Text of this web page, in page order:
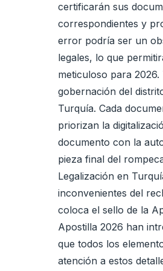
certificarán sus
correspondientes y
error podría ser un
legales, lo que
meticuloso para
gobernación del
Turquía. Cada
priorizan la
documento con la
pieza final del
Legalización en
inconvenientes del
coloca el sello de la
Apostilla 2026 han
que todos los
atención a estos